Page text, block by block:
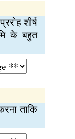
शीर्ष
के बहुत
ताकि